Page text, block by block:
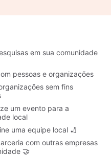
em sua comunidade
pessoas e organizações
sem fins
um evento para a
local
uma equipe local 🏏
com outras empresas
🤝